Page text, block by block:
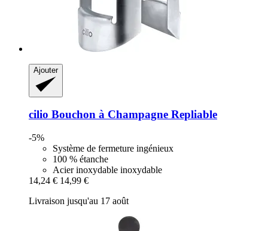
Ajouter
cilio Bouchon à Champagne Repliable
-5%
Système de fermeture ingénieux
100 % étanche
Acier inoxydable inoxydable
14,24 € 14,99 €
Livraison jusqu'au 17 août